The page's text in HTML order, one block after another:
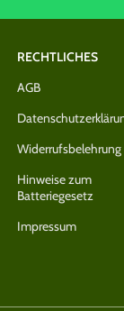
RECHTLICHES
AGB
Widerrufsbelehrung
Hinweise zum
Batteriegesetz
Impressum